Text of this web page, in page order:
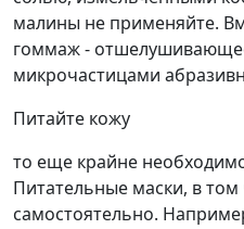
малины не применяйте.
гоммаж -
микрочастицами
Питайте кожу
то еще крайне
Питательные маски, в
самостоятельно.